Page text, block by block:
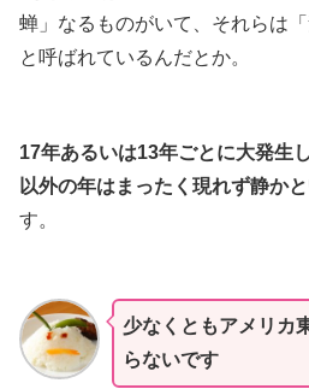
蝉」なるものがいて、それらは
と呼ばれているんだとか。
17年あるいは13年ごとに大発生
以外の年はまったく現れず静か
す。
少なくともアメリカ
らないです